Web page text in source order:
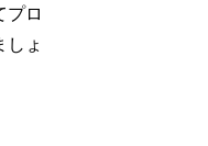
プロ
しょ